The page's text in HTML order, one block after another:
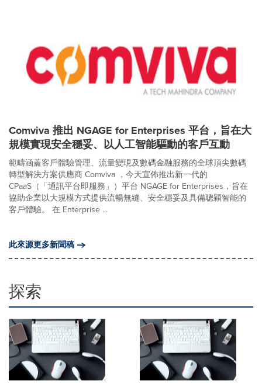
Comviva 推出 NGAGE for Enterprises 平台，旨在大
規模實現安全穩妥、以人工智能驅動的客戶互動
範疇涵蓋客戶體驗管理、流量變現及數碼金融服務的全球頂尖數碼
轉型解決方案供應商 Comviva ，今天宣佈推出新一代的
CPaaS（「通訊平台即服務」）平台 NGAGE for Enterprises，旨在
協助企業以大規模方式提供流暢無縫、安全穩妥及具備聰穎智能的
客戶體驗。 在 Enterprise ...
此來源更多新聞稿
探索